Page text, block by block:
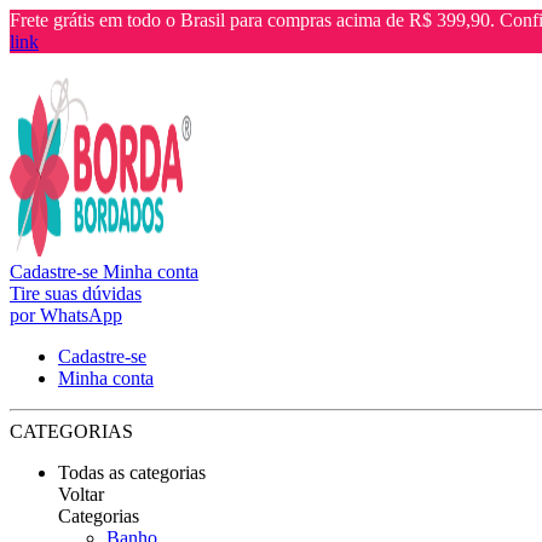
Frete grátis em todo o Brasil para compras acima de R$ 399,90.
link
Cadastre-se Minha conta
Tire suas dúvidas
por WhatsApp
Cadastre-se
Minha conta
CATEGORIAS
Todas as categorias
Voltar
Categorias
Banho